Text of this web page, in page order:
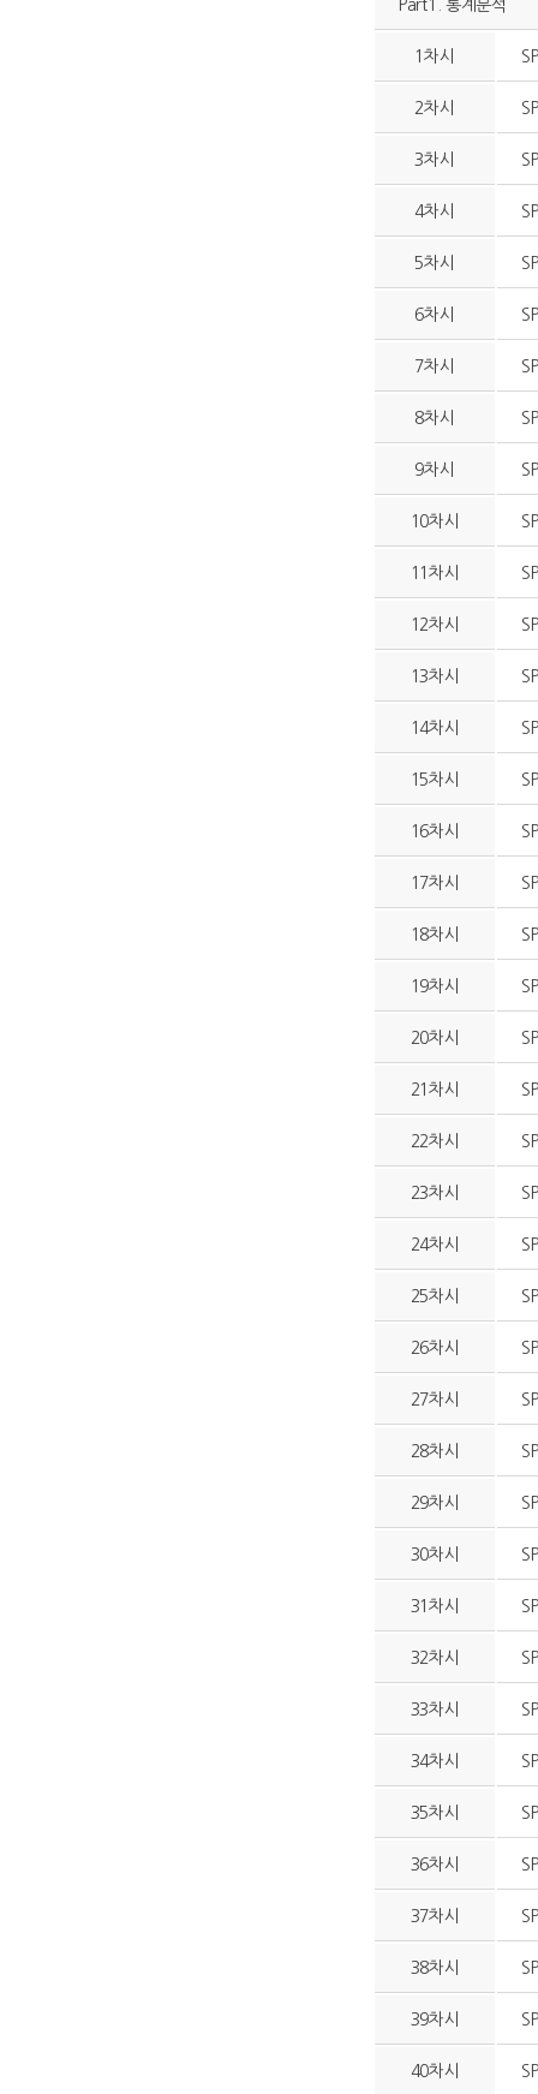
Part1. 통계분석
1차시
2차시
3차시
4차시
5차시
6차시
7차시
8차시
9차시
10차시
11차시
12차시
13차시
14차시
15차시
16차시
17차시
18차시
19차시
20차시
21차시
22차시
23차시
24차시
25차시
26차시
27차시
28차시
29차시
30차시
31차시
32차시
33차시
34차시
35차시
36차시
37차시
38차시
39차시
40차시